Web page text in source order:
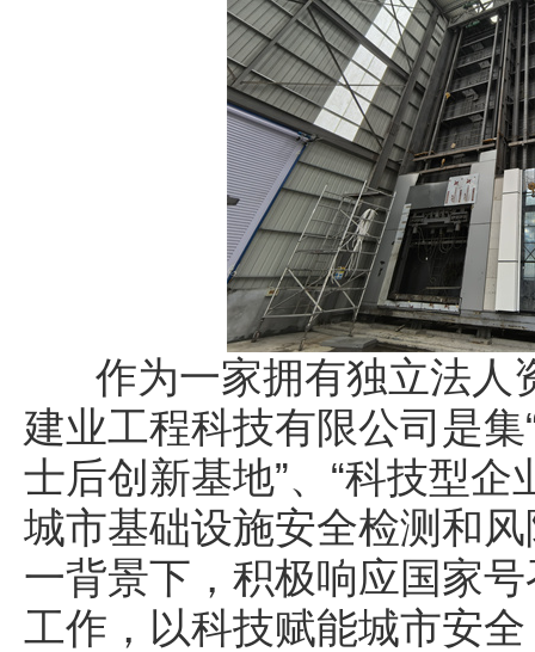
作为一家拥有独立法人
建业工程科技有限公司是集
士后创新基地”、“科技型企
城市基础设施安全检测和
一背景下，积极响应国家
工作，以科技赋能城市安